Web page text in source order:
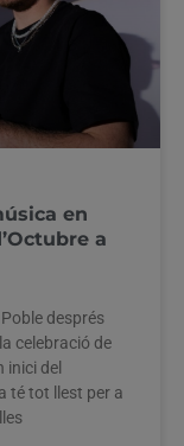
en
a
després
celebració de
inici del
té tot llest per a